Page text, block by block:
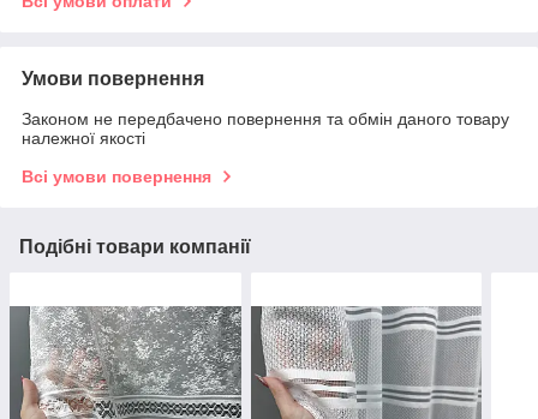
Умови повернення
Законом не передбачено повернення та обмін даного товару
належної якості
Всі умови повернення
Подібні товари компанії